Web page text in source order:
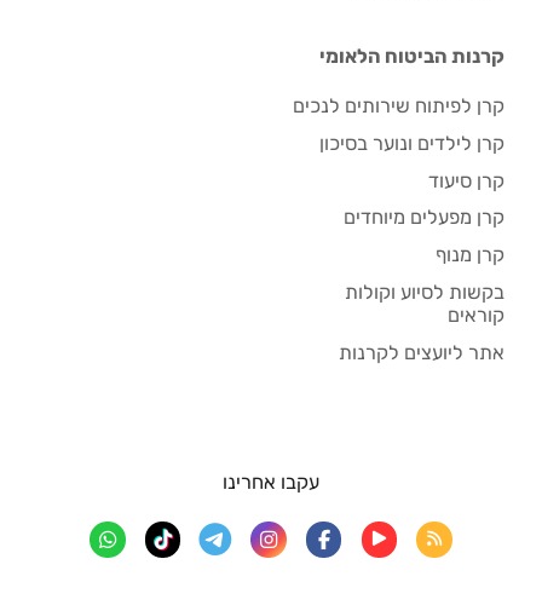
קרנות הביטוח הלאומי
קרן לפיתוח שירותים לנכים
קרן לילדים ונוער בסיכון
קרן סיעוד
קרן מפעלים מיוחדים
קרן מנוף
בקשות לסיוע וקולות
קוראים
אתר ליועצים לקרנות
עקבו אחרינו